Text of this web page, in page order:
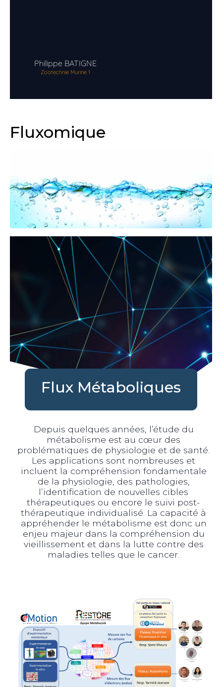
Philippe BATIGNE
Zootechnie Murine 1
Fluxomique
Flux Métaboliques
Depuis quelques années, l’étude du
métabolisme est au cœur des
problématiques de physiologie et de santé.
Les applications sont nombreuses et
incluent la compréhension fondamentale
de la physiologie, des pathologies,
l’identification de nouvelles cibles
thérapeutiques ou encore le suivi post-
thérapeutique individualisé. La capacité à
appréhender le métabolisme est donc un
enjeu majeur dans la compréhension du
vieillissement et dans la lutte contre des
maladies telles que le cancer.